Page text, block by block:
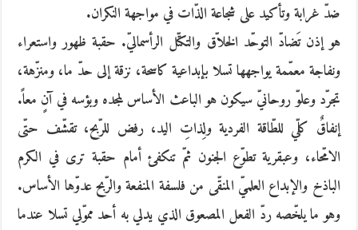
ضدّ غرابة وتأكيد على شجاعة الذّات في مواجهة النكران.
هو إذن تَضادّ التوحّد الخلاّق والتكتّل الرأسماليّ. حقبة ظهور واستعراء
ونفاجة معمّمة يواجهها تسلا بإبداعية كاسحة، نزقة إلى حدّ ما، ومنزّهة،
تجرّد وعلوّ روحانيّ سيكون هو الباعث الأساس لمجده وبؤسه في آنٍ معاً.
إنفاقٌ كلّي للطّاقة الفردية ولِذاتِ اليد، رفض للرّبح، تقشّف حتّى
الامّحاء، وعبقرية تطوّع الجنون ثمّ تنكفئ أمام حقبة ترى في الكرم
الباذخ والإبداع العلميّ المنقّى من فلسفة المنفعة والرّبح عدوّها الأساس.
وهو ما يلخّصه ردّ الفعل المصعوق الذي يدلي به أحد مموّلي تسلا عندما